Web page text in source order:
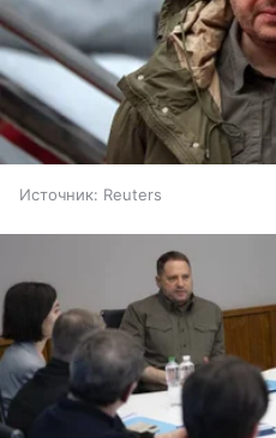
Источник: Reuters